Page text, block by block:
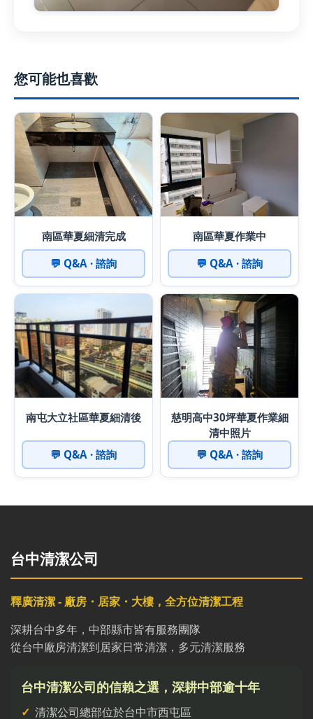
您可能也喜歡
南區華夏細清完成
💬 Q&A · 諮詢
南區華夏作業中
💬 Q&A · 諮詢
南屯大立社區華夏細清後
💬 Q&A · 諮詢
慈明高中30坪華夏作業細
清中照片
💬 Q&A · 諮詢
台中清潔公司
釋廣清潔 - 廠房・居家・大樓，全方位清潔工程
深耕台中多年，中部縣市皆有服務團隊
從台中廠房清潔到居家日常清潔，多元清潔服務
台中清潔公司的信賴之選，深耕中部逾十年
清潔公司總部位於台中市西屯區